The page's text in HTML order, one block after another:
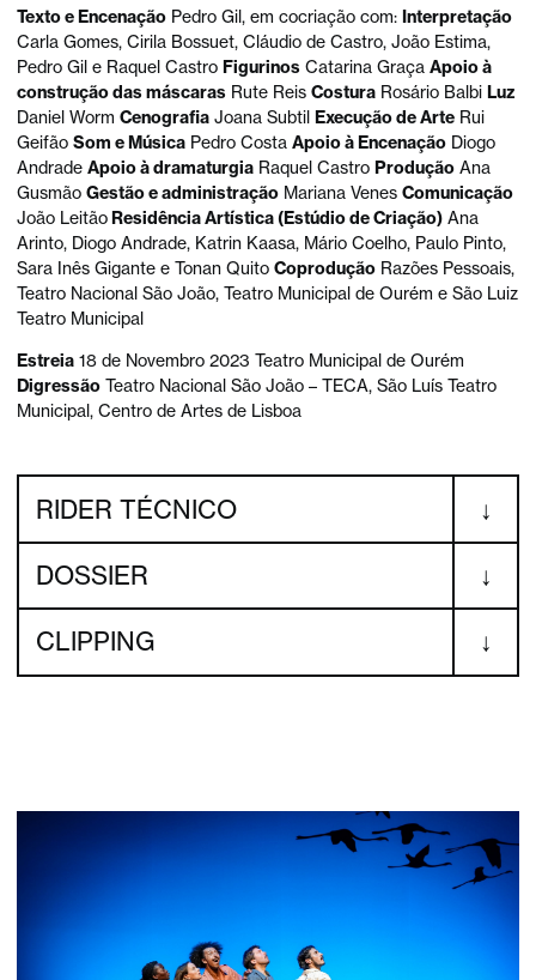
Texto e Encenação Pedro Gil, em cocriação com: Interpretação
Carla Gomes, Cirila Bossuet, Cláudio de Castro, João Estima,
Pedro Gil e Raquel Castro Figurinos Catarina Graça Apoio à
construção das máscaras Rute Reis Costura Rosário Balbi Luz
Daniel Worm Cenografia Joana Subtil Execução de Arte Rui
Geifão Som e Música Pedro Costa Apoio à Encenação Diogo
Andrade Apoio à dramaturgia Raquel Castro Produção Ana
Gusmão Gestão e administração Mariana Venes Comunicação
João Leitão Residência Artística (Estúdio de Criação) Ana
Arinto, Diogo Andrade, Katrin Kaasa, Mário Coelho, Paulo Pinto,
Sara Inês Gigante e Tonan Quito Coprodução Razões Pessoais,
Teatro Nacional São João, Teatro Municipal de Ourém e São Luiz
Teatro Municipal
Estreia 18 de Novembro 2023 Teatro Municipal de Ourém
Digressão Teatro Nacional São João – TECA, São Luís Teatro
Municipal, Centro de Artes de Lisboa
RIDER TÉCNICO
DOSSIER
CLIPPING